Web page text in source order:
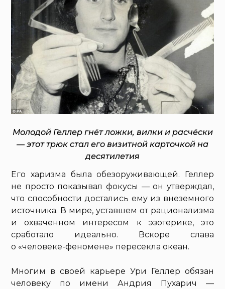
Молодой Геллер гнёт ложки, вилки и расчёски
— этот трюк стал его визитной карточкой на
десятилетия
Его харизма была обезоруживающей. Геллер
не просто показывал фокусы — он утверждал,
что способности достались ему из внеземного
источника. В мире, уставшем от рационализма
и охваченном интересом к эзотерике, это
сработало идеально. Вскоре слава
о «человеке-феномене» пересекла океан.
Многим в своей карьере Ури Геллер обязан
человеку по имени Андрия Пухарич —